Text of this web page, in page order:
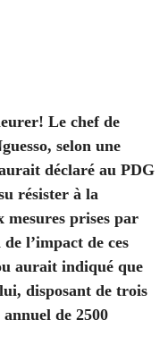
Le chef de
selon une
déclaré au PDG
résister à la
mesures prises par
l’impact de ces
aurait indiqué que
disposant de trois
de 2500